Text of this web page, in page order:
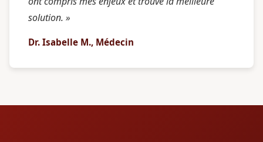
solution. »
Dr. Isabelle M., Médecin